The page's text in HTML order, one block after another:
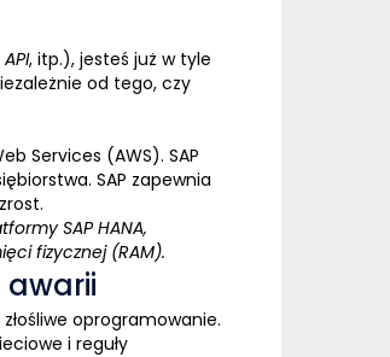
API, itp.), jesteś już w tyle
od tego, czy
Services (AWS). SAP
SAP zapewnia
SAP HANA,
fizycznej (RAM).
awarii
oprogramowanie.
i reguły